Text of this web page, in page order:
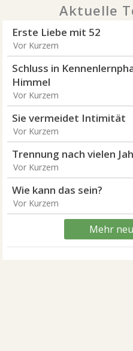
Aktuelle
Erste Liebe mit 52
Vor Kurzem
Schluss in
Himmel
Vor Kurzem
Sie vermeidet Intimität
Vor Kurzem
Trennung nach vielen
Vor Kurzem
Wie kann das sein?
Vor Kurzem
Mehr